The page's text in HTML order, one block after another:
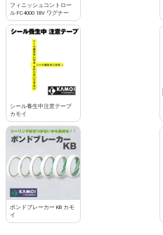
フィニッシュコントロー
ル FC4000 18V ワグナー
シール養生中注意テープ
カモイ
ボンドブレーカー KB カモ
イ